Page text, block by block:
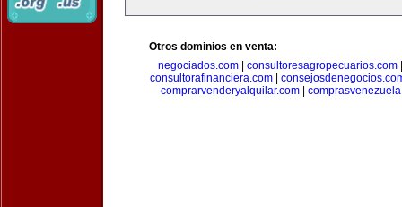
Otros dominios en venta:
negociados.com
consultoresagropecuarios.com
consultorafinanciera.com|
comprarvenderyalquilar.com|